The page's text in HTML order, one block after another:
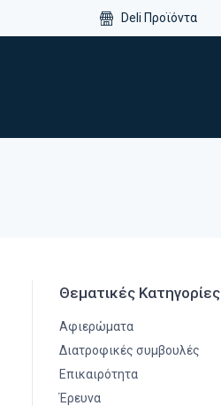
Deli Προϊόντα
Θεματικές Κατηγορίες
Αφιερώματα
Διατροφικές συμβουλές
Επικαιρότητα
Έρευνα